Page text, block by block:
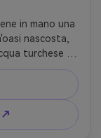
in mano una
nascosta,
turchese
riempimento
a metà
editorial- -
↗